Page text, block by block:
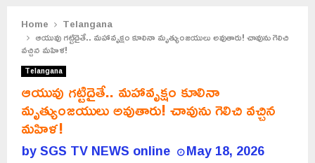
Home Telangana
ఆయువు గట్టిదైతే.. మహావృక్షం కూలినా మృత్యుంజయులు అవుతారు! చావును గెలిచి
వచ్చిన మహిళ!
Telangana
ఆయువు గట్టిదైతే.. మహావృక్షం కూలినా
మృత్యుంజయులు అవుతారు! చావును గెలిచి వచ్చిన
మహిళ!
bySGS TV NEWS online May 18, 2026